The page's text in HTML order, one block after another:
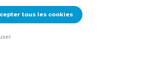
tous les cookies